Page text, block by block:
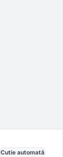
Cutie automată